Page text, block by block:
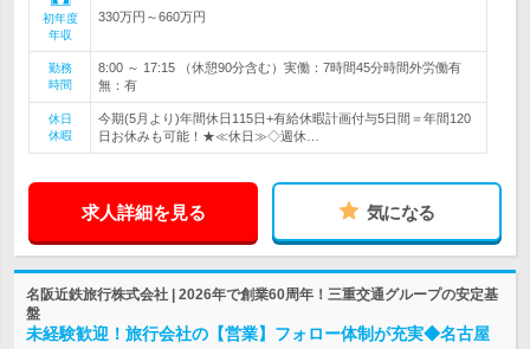
初年度
年収
330万円～660万円
勤務
時間
8:00 ～ 17:15 （休憩90分含む）実働：7時間45分時間外労働有
無：有
休日
休暇
今期(5月より)年間休日115日+有給休暇計画付与5日間＝年間120
日お休みも可能！★≪休日≫◇週休…
求人詳細を見る 気になる
名阪近鉄旅行株式会社 | 2026年で創業60周年！三重交通グループの安定基
盤
未経験歓迎！旅行会社の【営業】フォロー体制が充実◆名古屋